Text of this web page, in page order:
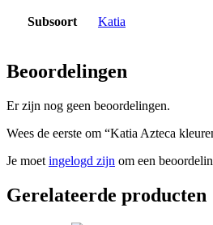
Subsoort Katia
Beoordelingen
Er zijn nog geen beoordelingen.
Wees de eerste om “Katia Azteca
Je moet ingelogd zijn om een
Gerelateerde producten